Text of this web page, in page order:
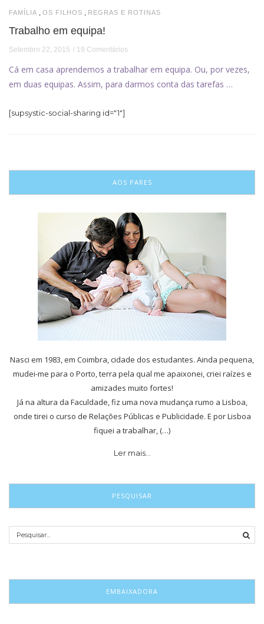
FAMÍLIA , OS FILHOS , REGRAS E ROTINAS
Trabalho em equipa!
Setembro 22, 2015 19 Comentários
Cá em casa aprendemos a trabalhar em equipa. Ou, por vezes,
em duas equipas. Assim, para darmos conta das tarefas …
[supsystic-social-sharing id="1"]
AOS PARES
Nasci em 1983, em Coimbra, cidade dos estudantes. Ainda pequena,
mudei-me para o Porto, terra pela qual me apaixonei, criei raízes e
amizades muito fortes!
Já na altura da Faculdade, fiz uma nova mudança rumo a Lisboa,
onde tirei o curso de Relações Públicas e Publicidade. E por Lisboa
fiquei a trabalhar, (…)
Ler mais…
PESQUISAR
EMBAIXADORA